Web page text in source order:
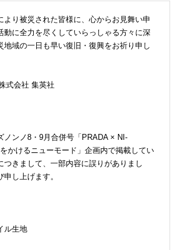
より被災された皆様に、心からお見舞い申
動に全力を尽くしていらっしゃる方々に深
地域の一日も早い復旧・復興をお祈り申し
式会社 集英社
ノンノ8・9月合併号「PRADA × NI-
かけるニューモード」企画内で掲載してい
つきまして、一部内容に誤りがありまし
し上げます。
ル生地